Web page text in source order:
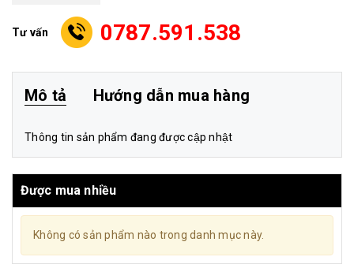
Tư vấn 0787.591.538
Mô tả Hướng dẫn mua hàng
Thông tin sản phẩm đang được cập nhật
Được mua nhiều
Không có sản phẩm nào trong danh mục này.